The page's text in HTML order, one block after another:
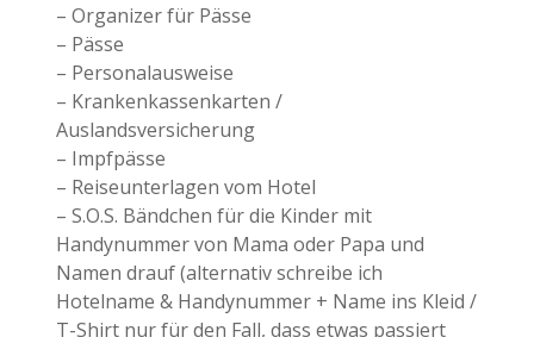
– Organizer für Pässe
– Pässe
– Personalausweise
– Krankenkassenkarten /
Auslandsversicherung
– Impfpässe
– Reiseunterlagen vom Hotel
– S.O.S. Bändchen für die Kinder mit
Handynummer von Mama oder Papa und
Namen drauf (alternativ schreibe ich
Hotelname & Handynummer + Name ins Kleid /
T-Shirt nur für den Fall, dass etwas passiert